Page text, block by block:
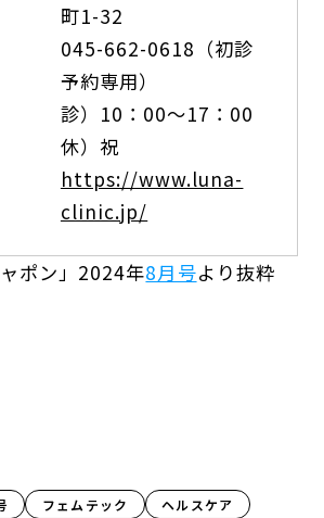
町1-32
045-662-0618（初診
予約専用）
診）10：00～17：00
休）祝
https://www.luna-
clinic.jp/
ポン」2024年8月号より抜粋
フェムテック
ヘルスケア